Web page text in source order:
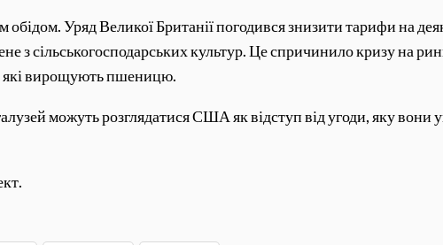
Уряд Великої Британії погодився знизити тарифи на
з сільськогосподарських культур. Це спричинило кризу на
які вирощують пшеницю.
можуть розглядатися США як відступ від угоди, яку вони